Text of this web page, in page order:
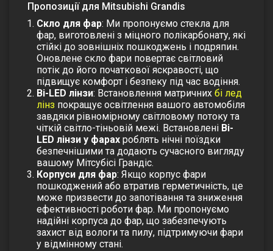
Пропозиції для Mitsubishi Grandis
Скло для фар: Ми пропонуємо стекла для
фар, виготовлені з міцного полікарбонату, які
стійкі до зовнішніх пошкоджень і подряпин.
Оновлене скло фари повертає світловий
потік до його початкової яскравості, що
підвищує комфорт і безпеку під час водіння.
Bi-LED лінзи: Встановлення матричних бі лед
лінз покращує освітлення вашого автомобіля
завдяки рівномірному світловому потоку та
чіткій світло-тіньовій межі. Встановлені Bi-
LED лінзи у фарах роблять нічні поїздки
безпечнішими та додають сучасного вигляду
вашому Мітсубісі Грандіс.
Корпуси для фар: Якщо корпус фари
пошкоджений або втратив герметичність, це
може призвести до запотівання та зниження
ефективності роботи фар. Ми пропонуємо
надійні корпуса до фар, що забезпечують
захист від вологи та пилу, підтримуючи фари
у відмінному стані.